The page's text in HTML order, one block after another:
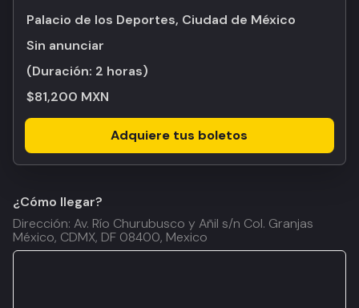
Palacio de los Deportes, Ciudad de México
Sin anunciar
(Duración: 2 horas)
$81,200 MXN
Adquiere tus boletos
¿Cómo llegar?
Dirección: Av. Río Churubusco y Añil s/n Col. Granjas
México, CDMX, DF 08400, Mexico